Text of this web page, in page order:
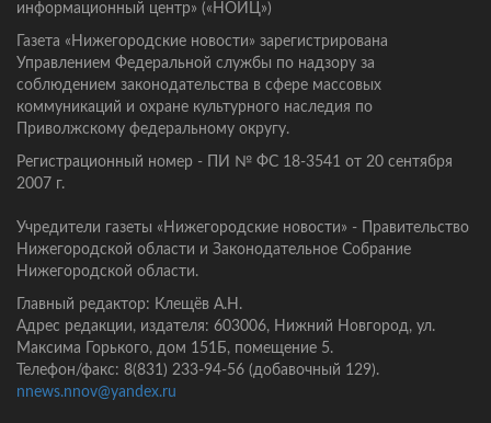
информационный центр» («НОИЦ»)
Газета «Нижегородские новости» зарегистрирована
Управлением Федеральной службы по надзору за
соблюдением законодательства в сфере массовых
коммуникаций и охране культурного наследия по
Приволжскому федеральному округу.
Регистрационный номер - ПИ № ФС 18-3541 от 20 сентября
2007 г.
Учредители газеты «Нижегородские новости» - Правительство
Нижегородской области и Законодательное Собрание
Нижегородской области.
Главный редактор: Клещёв А.Н.
Адрес редакции, издателя: 603006, Нижний Новгород, ул.
Максима Горького, дом 151Б, помещение 5.
Телефон/факс: 8(831) 233-94-56 (добавочный 129).
nnews.nnov@yandex.ru